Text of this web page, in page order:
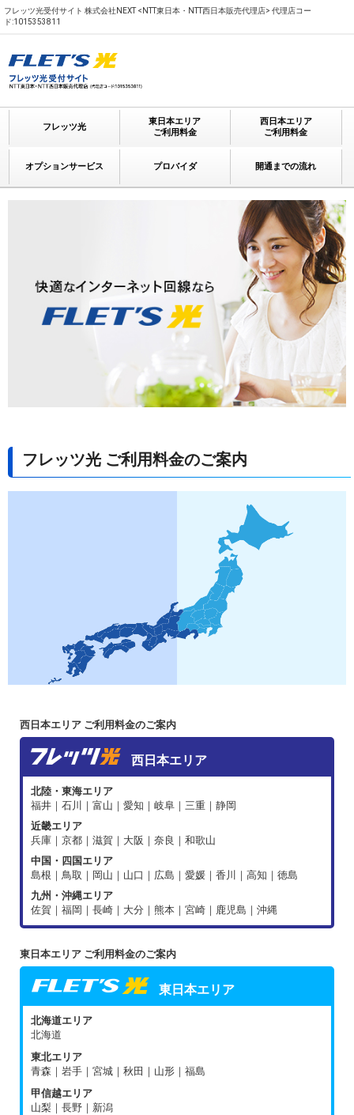
フレッツ光受付サイト 株式会社NEXT <NTT東日本・NTT西日本販売代理店> 代理店コー
ド:1015353811
フレッツ光
東日本エリア
ご利用料金
西日本エリア
ご利用料金
オプションサービス プロバイダ 開通までの流れ
フレッツ光 ご利用料金のご案内
西日本エリア ご利用料金のご案内
西日本エリア
北陸・東海エリア
福井｜石川｜富山｜愛知｜岐阜｜三重｜静岡
近畿エリア
兵庫｜京都｜滋賀｜大阪｜奈良｜和歌山
中国・四国エリア
島根｜鳥取｜岡山｜山口｜広島｜愛媛｜香川｜高知｜徳島
九州・沖縄エリア
佐賀｜福岡｜長崎｜大分｜熊本｜宮崎｜鹿児島｜沖縄
東日本エリア ご利用料金のご案内
東日本エリア
北海道エリア
北海道
東北エリア
青森｜岩手｜宮城｜秋田｜山形｜福島
甲信越エリア
山梨｜長野｜新潟